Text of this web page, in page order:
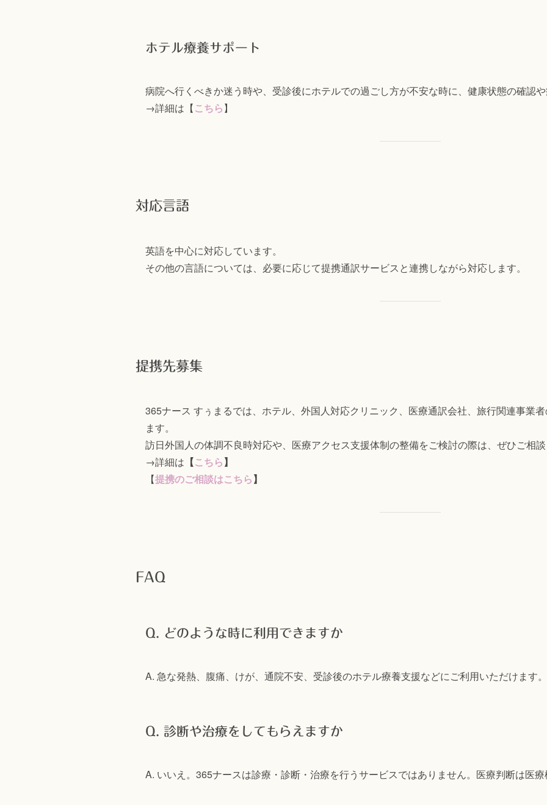
ホテル療養サポート
病院へ行くべきか迷う時や、受診後にホテルでの過ごし方が不安な時に、健康状態の確認や
→詳細は【こちら】
対応言語
英語を中心に対応しています。
その他の言語については、必要に応じて提携通訳サービスと連携しながら対応します。
提携先募集
365ナース すぅまるでは、ホテル、外国人対応クリニック、医療通訳会社、旅行関連事業
ます。
訪日外国人の体調不良時対応や、医療アクセス支援体制の整備をご検討の際は、ぜひご相談
→詳細は 【こちら】
【提携のご相談はこちら】
FAQ
Q. どのような時に利用できますか
A. 急な発熱、腹痛、けが、通院不安、受診後のホテル療養支援などにご利用いただけます。
Q. 診断や治療をしてもらえますか
A. いいえ。365ナースは診療・診断・治療を行うサービスではありません。医療判断は医療